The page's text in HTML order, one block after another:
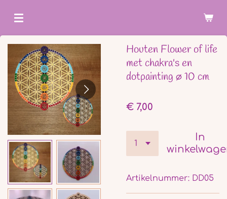
direct
naar
hoofdinhoud
Houten Flower of life
met chakra's en
dotpainting ø 10 cm
€ 7,00
In
Artikelnummer: DD05